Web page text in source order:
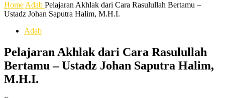
Home Adab Pelajaran Akhlak dari Cara Rasulullah Bertamu –
Ustadz Johan Saputra Halim, M.H.I.
Adab
Pelajaran Akhlak dari Cara Rasulullah
Bertamu – Ustadz Johan Saputra Halim,
M.H.I.